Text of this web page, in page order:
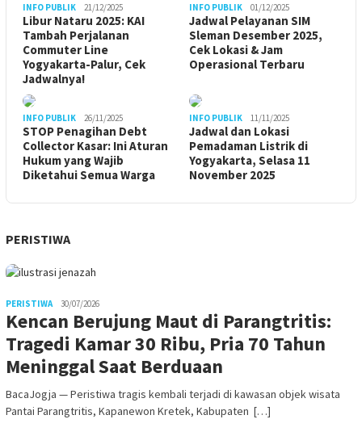
INFO PUBLIK 21/12/2025
Libur Nataru 2025: KAI
Tambah Perjalanan
Commuter Line
Yogyakarta-Palur, Cek
Jadwalnya!
INFO PUBLIK 01/12/2025
Jadwal Pelayanan SIM
Sleman Desember 2025,
Cek Lokasi & Jam
Operasional Terbaru
INFO PUBLIK 26/11/2025
STOP Penagihan Debt
Collector Kasar: Ini Aturan
Hukum yang Wajib
Diketahui Semua Warga
INFO PUBLIK 11/11/2025
Jadwal dan Lokasi
Pemadaman Listrik di
Yogyakarta, Selasa 11
November 2025
PERISTIWA
PERISTIWA 30/07/2026
Kencan Berujung Maut di Parangtritis:
Tragedi Kamar 30 Ribu, Pria 70 Tahun
Meninggal Saat Berduaan
BacaJogja — Peristiwa tragis kembali terjadi di kawasan objek wisata
Pantai Parangtritis, Kapanewon Kretek, Kabupaten […]